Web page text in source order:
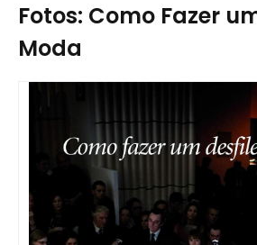
Fotos: Como Fazer
Moda